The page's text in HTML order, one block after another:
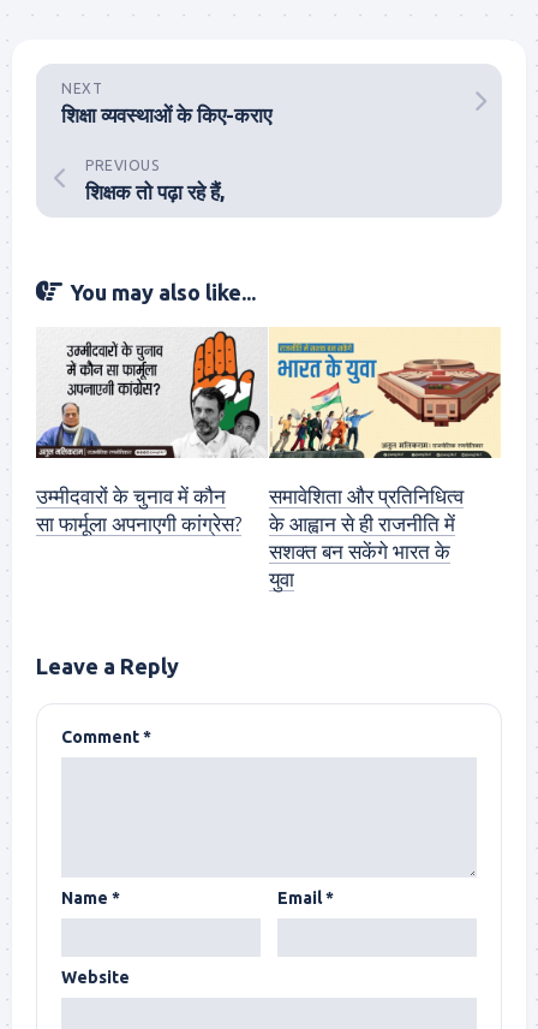
NEXT
शिक्षा व्यवस्थाओं के किए-कराए
PREVIOUS
शिक्षक तो पढ़ा रहे हैं,
You may also like...
उम्मीदवारों के चुनाव में कौन
सा फार्मूला अपनाएगी कांग्रेस?
समावेशिता और प्रतिनिधित्व
के आह्वान से ही राजनीति में
सशक्त बन सकेंगे भारत के
युवा
Leave a Reply
Comment*
Name * Email*
Website